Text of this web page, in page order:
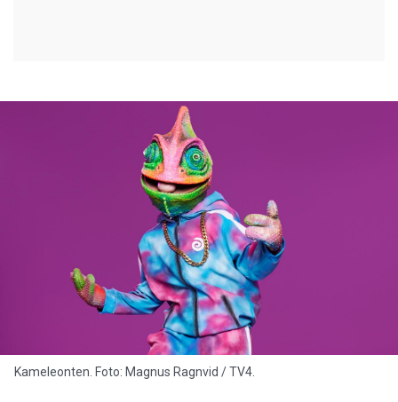
Kameleonten. Foto: Magnus Ragnvid / TV4.